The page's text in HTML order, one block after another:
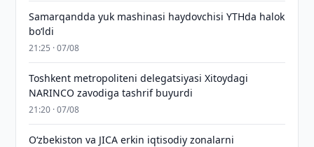
Samarqandda yuk mashinasi haydovchisi YTHda halok
bo‘ldi
21:25 · 07/08
Toshkent metropoliteni delegatsiyasi Xitoydagi
NARINCO zavodiga tashrif buyurdi
21:20 · 07/08
Oʻzbekiston va JICA erkin iqtisodiy zonalarni